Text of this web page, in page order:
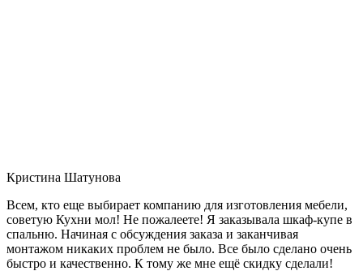
Кристина Шатунова
Всем, кто еще выбирает компанию для изготовления мебели,
советую Кухни мол! Не пожалеете! Я заказывала шкаф-купе в
спальню. Начиная с обсуждения заказа и заканчивая
монтажом никаких проблем не было. Все было сделано очень
быстро и качественно. К тому же мне ещё скидку сделали!